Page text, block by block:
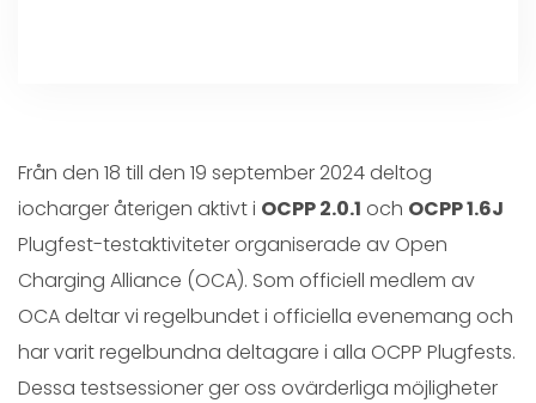
Från den 18 till den 19 september 2024 deltog
iocharger återigen aktivt i OCPP 2.0.1 och OCPP 1.6J
Plugfest-testaktiviteter organiserade av Open
Charging Alliance (OCA). Som officiell medlem av
OCA deltar vi regelbundet i officiella evenemang och
har varit regelbundna deltagare i alla OCPP Plugfests.
Dessa testsessioner ger oss ovärderliga möjligheter